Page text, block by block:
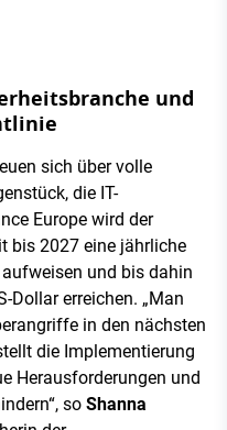
und
sich über volle
die IT-
Europe wird der
bis 2027 eine jährliche
und bis dahin
Dollar erreichen. „Man
in den nächsten
die Implementierung
Herausforderungen und
so Shanna